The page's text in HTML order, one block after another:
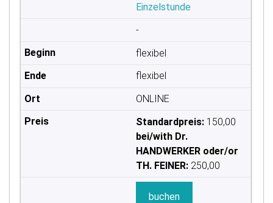
Einzelstunde
-
flexibel
flexibel
ONLINE
Standardpreis: 150,00
bei/with Dr.
HANDWERKER oder/or
TH. FEINER: 250,00
buchen